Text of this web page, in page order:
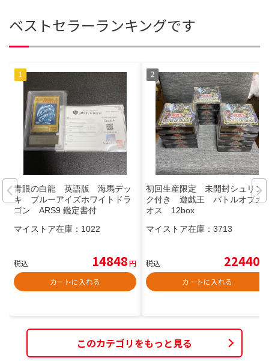
ベストセラーランキングです
青眼の白龍 英語版 海馬デッ
キ ブルーアイズホワイトドラ
ゴン ARS9 鑑定書付
マイストア在庫： 1022
税込 14848円
カートに入れる
初回生産限定 未開封シュリン
ク付き 遊戯王 バトルオブカ
オス 12box
マイストア在庫： 3713
税込 22440
カートに入れる
このカテゴリをもっと見る